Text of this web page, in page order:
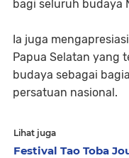
bagi seluruh budaya
Ia juga
Papua Selatan yang
budaya sebagai
persatuan nasional.
Lihat juga
Festival Tao Toba